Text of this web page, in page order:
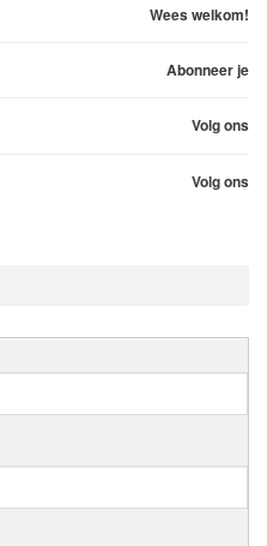
Wees welkom!
Abonneer je
Volg ons
Volg ons